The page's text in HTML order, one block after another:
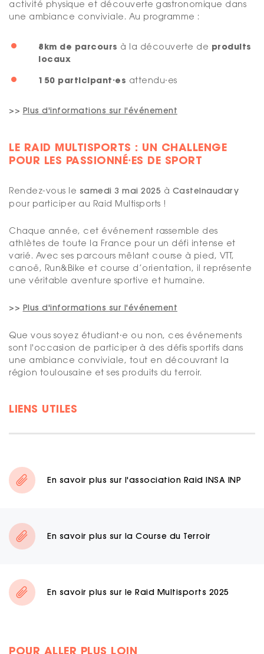
activité physique et découverte gastronomique dans
une ambiance conviviale. Au programme :
8km de parcours à la découverte de produits
locaux
150 participant⸱es attendu⸱es
>> Plus d'informations sur l'événement
LE RAID MULTISPORTS : UN CHALLENGE
POUR LES PASSIONNÉ⸱ES DE SPORT
Rendez-vous le samedi 3 mai 2025 à Castelnaudary
pour participer au Raid Multisports !
Chaque année, cet événement rassemble des
athlètes de toute la France pour un défi intense et
varié. Avec ses parcours mêlant course à pied, VTT,
canoë, Run&Bike et course d’orientation, il représente
une véritable aventure sportive et humaine.
>> Plus d'informations sur l'événement
Que vous soyez étudiant⸱e ou non, ces événements
sont l'occasion de participer à des défis sportifs dans
une ambiance conviviale, tout en découvrant la
région toulousaine et ses produits du terroir.
LIENS UTILES
En savoir plus sur l'association Raid INSA INP
En savoir plus sur la Course du Terroir
En savoir plus sur le Raid Multisports 2025
POUR ALLER PLUS LOIN